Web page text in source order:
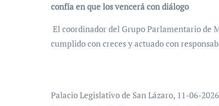
confía en que los vencerá con diálogo
El coordinador del Grupo Parlamentario de
cumplido con creces y actuado con
Palacio Legislativo de San Lázaro, 11-06-